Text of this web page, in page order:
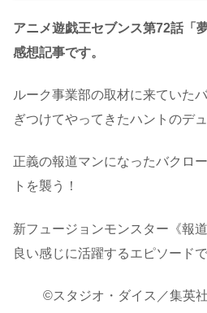
アニメ遊戯王セブンス第72話「
感想記事です。
ルーク事業部の取材に来ていた
ぎつけてやってきたハントのデュ
正義の報道マンになったバクロ
トを襲う！
新フュージョンモンスター《報
良い感じに活躍するエピソードで
©スタジオ・ダイス／集英